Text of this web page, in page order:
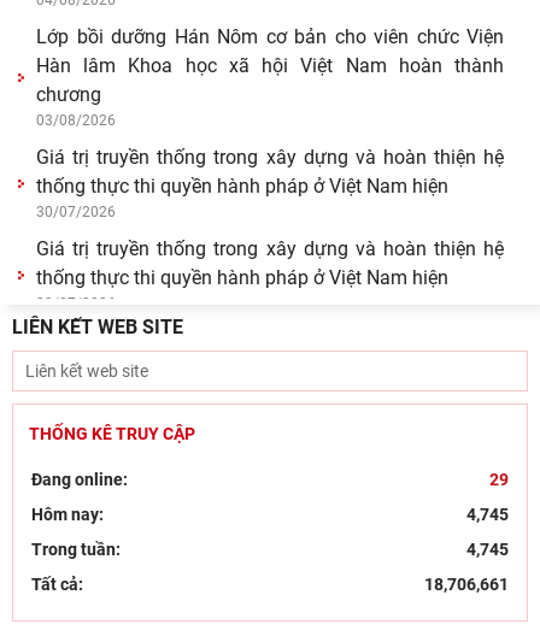
29/07/2026
Tín ngưỡng thờ cúng tổ tiên và văn hóa gia tộc: khảo
cứu từ tộc ước và hậu tộc
29/07/2026
Hội thảo “Không gian phát triển Việt Nam trong kỷ
nguyên mới: Định hướng chiến lược và lựa chọn
27/07/2026
Viện Nghiên cứu Hán - Nôm tiếp và làm việc với GS.TS
Nguyễn Phương Ngọc – Phó hiệu trưởng Trường
22/07/2026
Góc nhìn của Đảng, hành động kiên quyết và bảo vệ
nền tảng tư tưởng trong kỷ nguyên số
21/07/2026
Bút tích đình nguyên Phan Đình Phùng - lãnh tụ phong
trào Cần Vương chống Pháp
LIÊN KẾT WEB SITE
THỐNG KÊ TRUY CẬP
Đang online:
29
Hôm nay:
4,745
Trong tuần:
4,745
Tất cả:
18,706,661